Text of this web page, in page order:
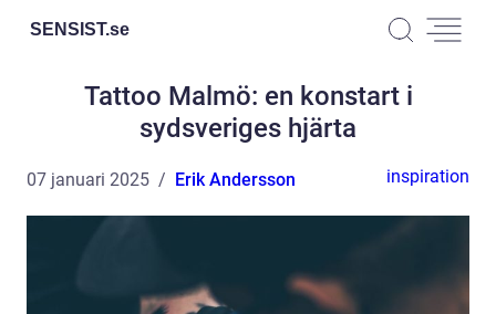
SENSIST.se
Tattoo Malmö: en konstart i
sydsveriges hjärta
07 januari 2025 Erik Andersson inspiration